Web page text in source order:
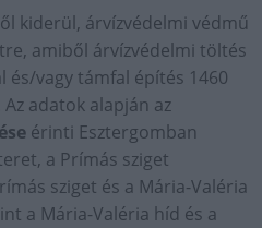
kiderül, árvízvédelmi védmű
amiből árvízvédelmi töltés
vagy támfal építés 1460
adatok alapján az
érinti Esztergomban
a Prímás sziget
sziget és a Mária-Valéria
a Mária-Valéria híd és a